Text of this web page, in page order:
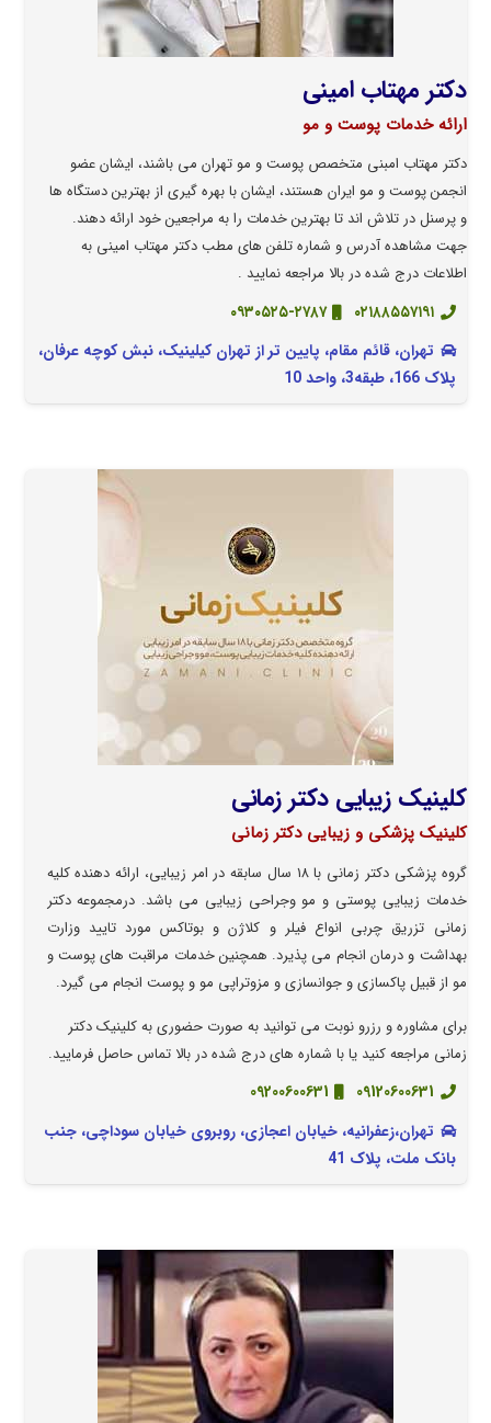
دکتر مهتاب امینی
ارائه خدمات پوست و مو
دکتر مهتاب امبنی متخصص پوست و مو تهران می باشند، ایشان عضو
انجمن پوست و مو ایران هستند، ایشان با بهره گیری از بهترین دستگاه ها
و پرسنل در تلاش اند تا بهترین خدمات را به مراجعین خود ارائه دهند.
جهت مشاهده آدرس و شماره تلفن های مطب دکتر مهتاب امینی به
اطلاعات درج شده در بالا مراجعه نمایید .
۰۲۱۸۸۵۵۷۱۹۱
۰۹۳۰۵۲۵-۲۷۸۷
تهران، قائم مقام، پایین تر از تهران کیلینیک، نبش کوچه عرفان،
پلاک 166، طبقه3، واحد 10
کلینیک زیبایی دکتر زمانی
کلینیک پزشکی و زیبایی دکتر زمانی
گروه پزشکی دکتر زمانی با ۱۸ سال سابقه در امر زیبایی، ارائه دهنده کلیه
خدمات زیبایی پوستی و مو وجراحی زیبایی می باشد. درمجموعه دکتر
زمانی تزریق چربی انواع فیلر و کلاژن و بوتاکس مورد تایید وزارت
بهداشت و درمان انجام می پذیرد. همچنین خدمات مراقبت های پوست و
مو از قبیل پاکسازی و جوانسازی و مزوتراپی مو و پوست انجام می گیرد.
برای مشاوره و رزرو نوبت می توانید به صورت حضوری به کلینیک دکتر
زمانی مراجعه کنید یا با شماره های درج شده در بالا تماس حاصل فرمایید.
09120600631
09200600631
تهران،زعفرانیه، خیابان اعجازی، روبروی خیابان سوداچی، جنب
بانک ملت، پلاک 41